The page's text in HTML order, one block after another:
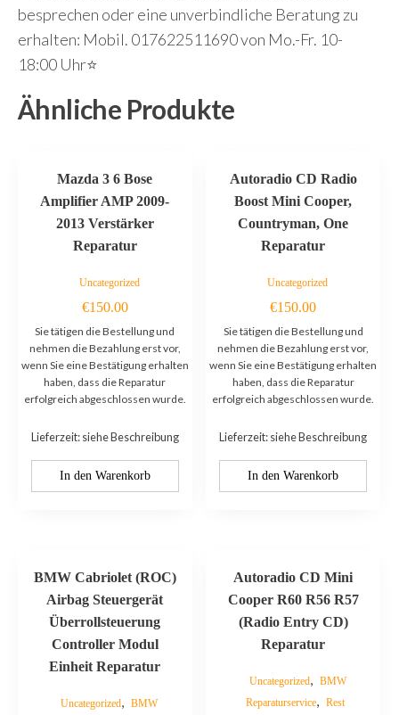
besprechen oder eine unverbindliche Beratung zu
erhalten: Mobil. 017622511690 von Mo.-Fr. 10-
18:00 Uhr⭐
Ähnliche Produkte
Mazda 3 6 Bose
Amplifier AMP 2009-
2013 Verstärker
Reparatur
Uncategorized
€150.00
Sie tätigen die Bestellung und
nehmen die Bezahlung erst vor,
wenn Sie eine Bestätigung erhalten
haben, dass die Reparatur
erfolgreich abgeschlossen wurde.
Lieferzeit: siehe Beschreibung
In den Warenkorb
Autoradio CD Radio
Boost Mini Cooper,
Countryman, One
Reparatur
Uncategorized
€150.00
Sie tätigen die Bestellung und
nehmen die Bezahlung erst vor,
wenn Sie eine Bestätigung erhalten
haben, dass die Reparatur
erfolgreich abgeschlossen wurde.
Lieferzeit: siehe Beschreibung
In den Warenkorb
BMW Cabriolet (ROC)
Airbag Steuergerät
Überrollsteuerung
Controller Modul
Einheit Reparatur
Uncategorized,
BMW
Autoradio CD Mini
Cooper R60 R56 R57
(Radio Entry CD)
Reparatur
Uncategorized, BMW
Reparaturservice, Rest